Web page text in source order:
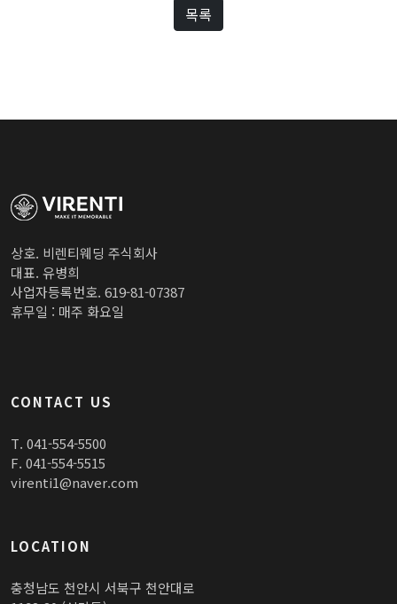
목록
상호. 비렌티웨딩 주식회사
대표. 유병희
사업자등록번호. 619-81-07387
휴무일 : 매주 화요일
CONTACT US
T. 041-554-5500
F. 041-554-5515
virenti1@naver.com
LOCATION
충청남도 천안시 서북구 천안대로